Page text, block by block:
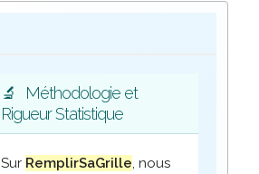
🔬
Méthodologie et
Rigueur Statistique
Sur RemplirSaGrille, nous